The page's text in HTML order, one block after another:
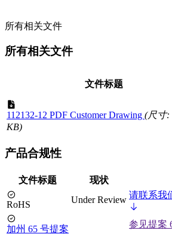
所有相关文件
所有相关文件
文件标题
112132-12 PDF Customer Drawing (尺寸:
KB)
产品合规性
文件标题 现状
RoHS Under Review 请联系我
加州 65 号提案
参见提案